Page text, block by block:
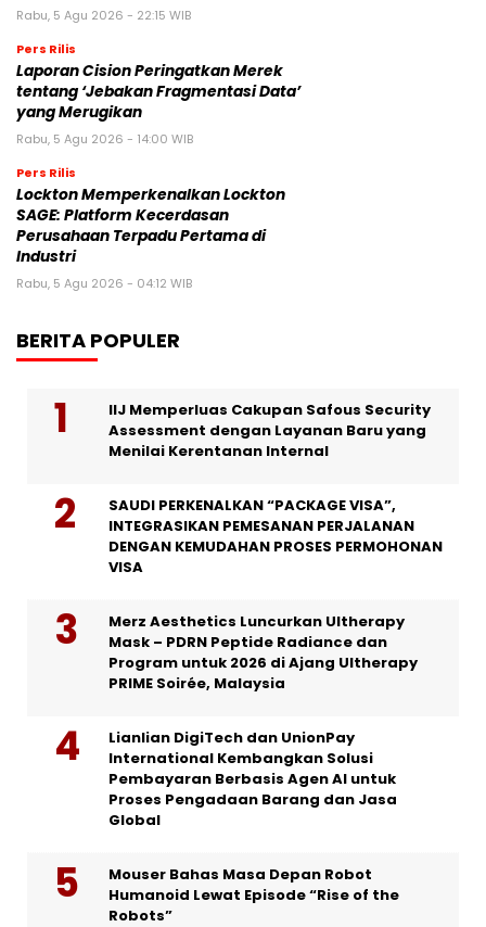
Rabu, 5 Agu 2026 - 22:15 WIB
Pers Rilis
Laporan Cision Peringatkan Merek
tentang ‘Jebakan Fragmentasi Data’
yang Merugikan
Rabu, 5 Agu 2026 - 14:00 WIB
Pers Rilis
Lockton Memperkenalkan Lockton
SAGE: Platform Kecerdasan
Perusahaan Terpadu Pertama di
Industri
Rabu, 5 Agu 2026 - 04:12 WIB
BERITA POPULER
IIJ Memperluas Cakupan Safous Security
Assessment dengan Layanan Baru yang
Menilai Kerentanan Internal
SAUDI PERKENALKAN “PACKAGE VISA”,
INTEGRASIKAN PEMESANAN PERJALANAN
DENGAN KEMUDAHAN PROSES PERMOHONAN
VISA
Merz Aesthetics Luncurkan Ultherapy
Mask – PDRN Peptide Radiance dan
Program untuk 2026 di Ajang Ultherapy
PRIME Soirée, Malaysia
Lianlian DigiTech dan UnionPay
International Kembangkan Solusi
Pembayaran Berbasis Agen AI untuk
Proses Pengadaan Barang dan Jasa
Global
Mouser Bahas Masa Depan Robot
Humanoid Lewat Episode “Rise of the
Robots”